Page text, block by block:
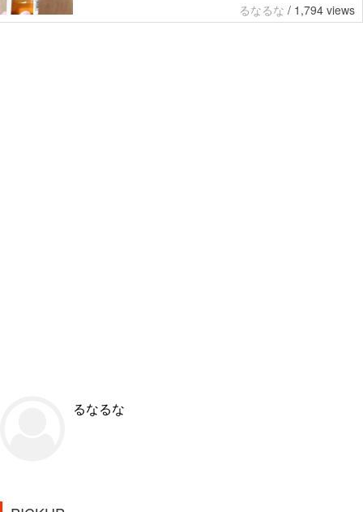
るなるな / 1,794 views
るなるな